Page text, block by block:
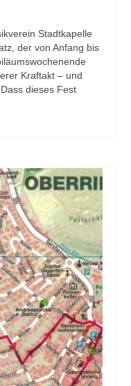
Stadtkapelle
der von Anfang bis
Kraftakt – und
dieses Fest